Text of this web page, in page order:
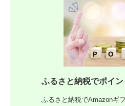
ふるさと納税でポイン
ふるさと納税でAmazonギ